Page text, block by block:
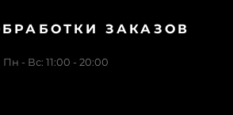
ЗАКАЗОВ
Пн - Вс: 11:00 - 20:00